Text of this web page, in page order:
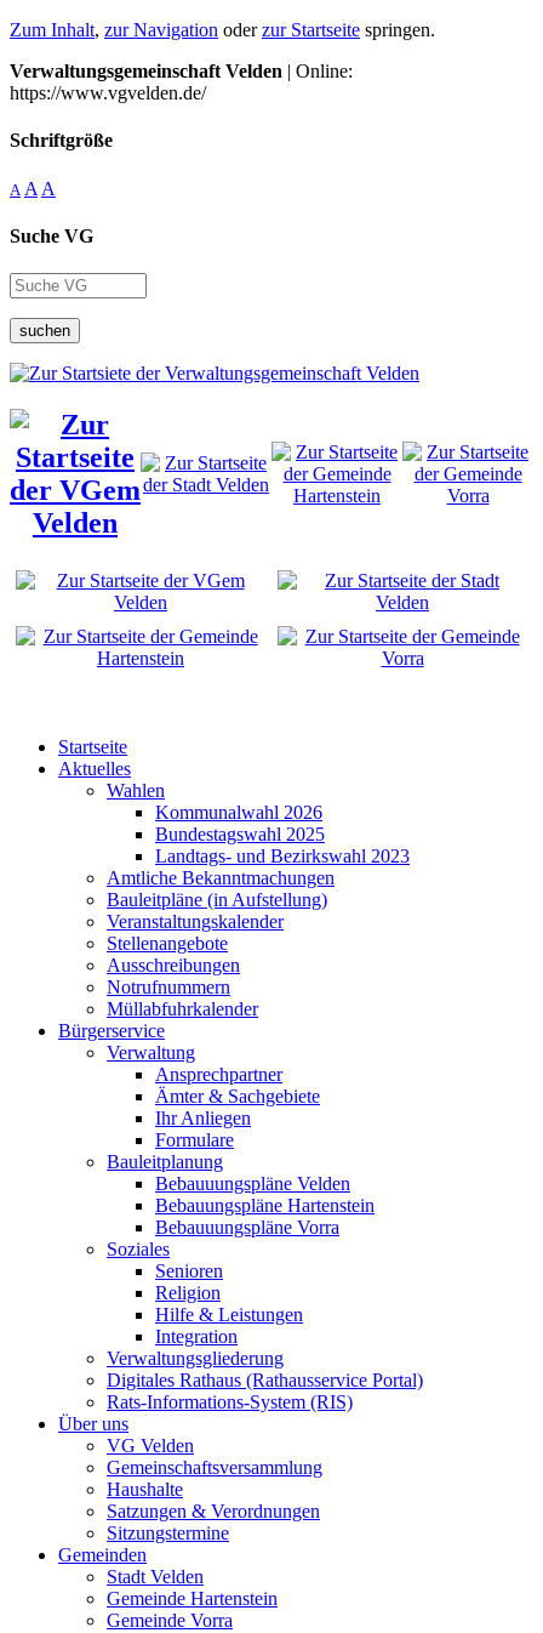
Zum Inhalt, zur Navigation oderzur Startseite springen.
Verwaltungsgemeinschaft Velden | Online:
https://www.vgvelden.de/
Schriftgröße
A A A
Suche VG
suchen
Startseite
Aktuelles
Wahlen
Kommunalwahl 2026
Bundestagswahl 2025
Landtags- und Bezirkswahl 2023
Amtliche Bekanntmachungen
Bauleitpläne (in Aufstellung)
Veranstaltungskalender
Stellenangebote
Ausschreibungen
Notrufnummern
Müllabfuhrkalender
Bürgerservice
Verwaltung
Ansprechpartner
Ämter & Sachgebiete
Ihr Anliegen
Formulare
Bauleitplanung
Bebauuungspläne Velden
Bebauungspläne Hartenstein
Bebauuungspläne Vorra
Soziales
Senioren
Religion
Hilfe & Leistungen
Integration
Verwaltungsgliederung
Digitales Rathaus (Rathausservice Portal)
Rats-Informations-System (RIS)
Über uns
VG Velden
Gemeinschaftsversammlung
Haushalte
Satzungen & Verordnungen
Sitzungstermine
Gemeinden
Stadt Velden
Gemeinde Hartenstein
Gemeinde Vorra